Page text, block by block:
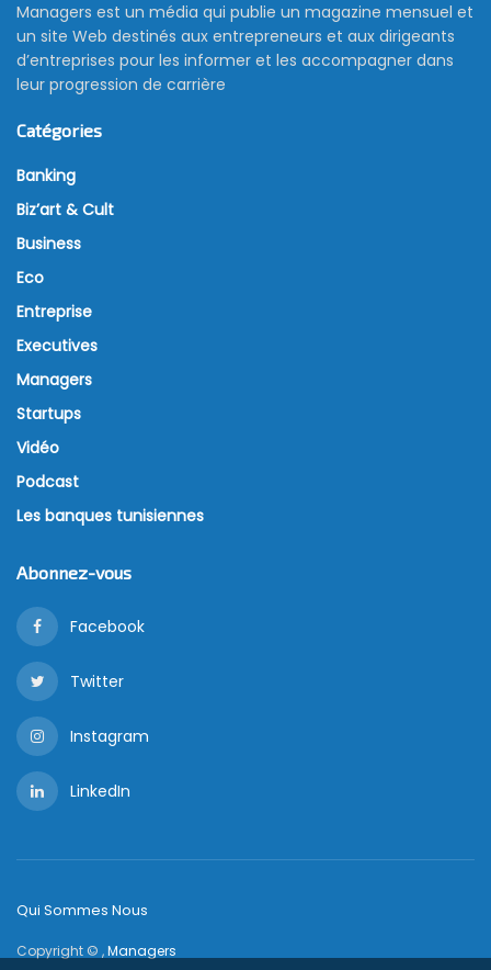
Managers est un média qui publie un magazine mensuel et
un site Web destinés aux entrepreneurs et aux dirigeants
d’entreprises pour les informer et les accompagner dans
leur progression de carrière
Catégories
Banking
Biz’art & Cult
Business
Eco
Entreprise
Executives
Managers
Startups
Vidéo
Podcast
Les banques tunisiennes
Abonnez-vous
Facebook
Twitter
Instagram
LinkedIn
Qui Sommes Nous
Copyright © ,Managers